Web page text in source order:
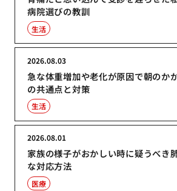
病院選びの教訓
生活
急な体重増加や老化が原因で朝のか
の共通点と対策
2026.08.03
生活
家族の様子がおかしい時に疑うべき
な対応方法
2026.08.01
医療